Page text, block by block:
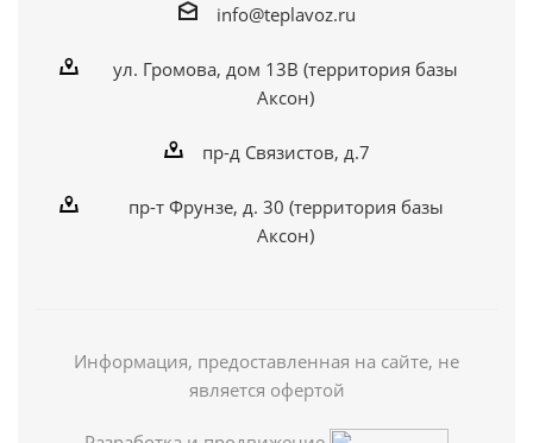
info@teplavoz.ru
ул. Громова, дом 13В (территория базы
Аксон)
пр-д Связистов, д.7
пр-т Фрунзе, д. 30 (территория базы
Аксон)
Информация, предоставленная на сайте, не
является офертой